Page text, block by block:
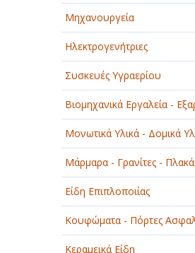
Μηχανουργεία
Ηλεκτρογενήτριες
Συσκευές Υγραερίου
Βιομηχανικά Εργαλεία -
Μονωτικά Υλικά - Δομικά
Μάρμαρα - Γρανίτες -
Είδη Επιπλοποιίας
Κουφώματα - Πόρτες
Κεραμεικά Είδη